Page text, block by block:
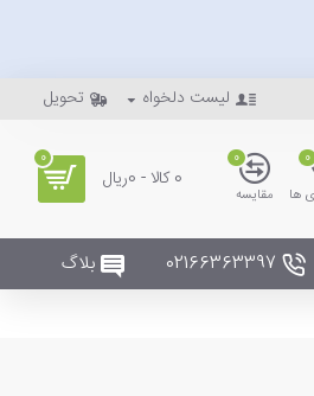
لیست دلخواه تحویل
ها
0
مقایسه
0
0 کالا - 0ریال
0
02166363397 بلاگ